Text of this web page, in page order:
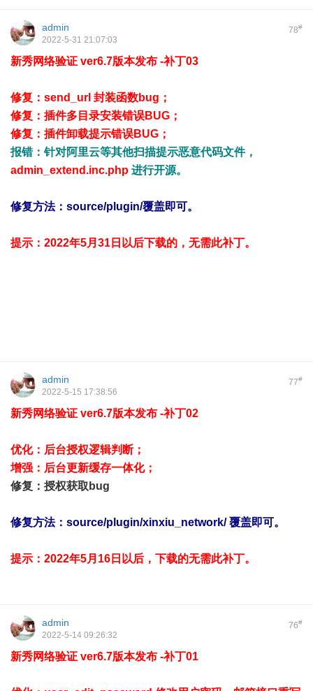
78#
admin
2022-5-31 21:07:03
新秀网络验证 ver6.7版本发布 -补丁03
修复：send_url 封装函数bug；
修复：插件多目录安装错误BUG；
修复：插件卸载提示错误BUG；
报错：针对阿里云等其他扫描提示恶意代码文件，
admin_extend.inc.php 进行开源。
修复方法：source/plugin/覆盖即可。
提示：2022年5月31日以后下载的，无需此补丁。
77#
admin
2022-5-15 17:38:56
新秀网络验证 ver6.7版本发布 -补丁02
优化：后台授权逻辑判断；
增强：后台更新缓存一体化；
修复：授权获取bug
修复方法：source/plugin/xinxiu_network/ 覆盖即可。
提示：2022年5月16日以后，下载的无需此补丁。
76#
admin
2022-5-14 09:26:32
新秀网络验证 ver6.7版本发布 -补丁01